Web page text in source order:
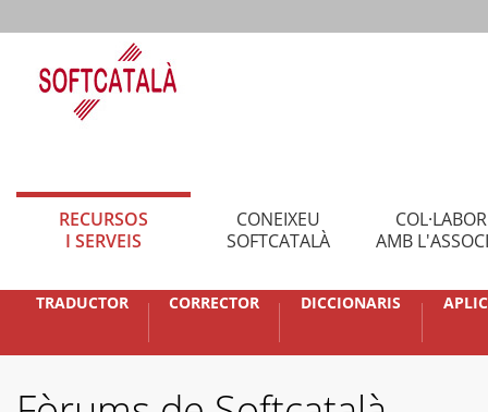
RECURSOS
I SERVEIS
CONEIXEU
SOFTCATALÀ
AMB
TRADUCTOR CORRECTOR DICCIONARIS